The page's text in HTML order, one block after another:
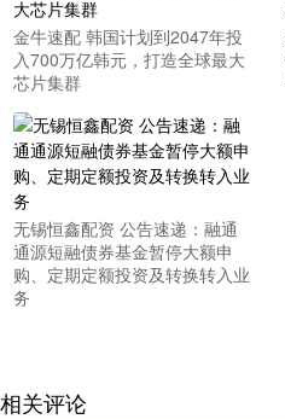
金牛速配 韩国计划到2047年投
入700万亿韩元，打造全球最大
芯片集群
无锡恒鑫配资 公告速递：融通
通源短融债券基金暂停大额申
购、定期定额投资及转换转入业
务
相关评论